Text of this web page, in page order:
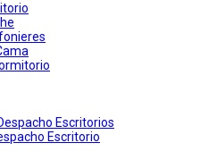
Escritorios
Escritorio